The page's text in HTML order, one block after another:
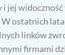
jej
ostatnich
linków
firmami